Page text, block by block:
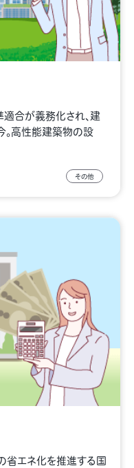
合が義務化され、建
高性能建築物の設
その他
省エネ化を推進する国